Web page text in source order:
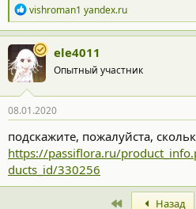
Р
е
а
к
ц
и
и
:
vishroman1 yandex.ru
ele4011
Опытный участник
08.01.2020
подскажите, пожалуйста,
https://passiflora.ru/
ducts_id/330256
Назад